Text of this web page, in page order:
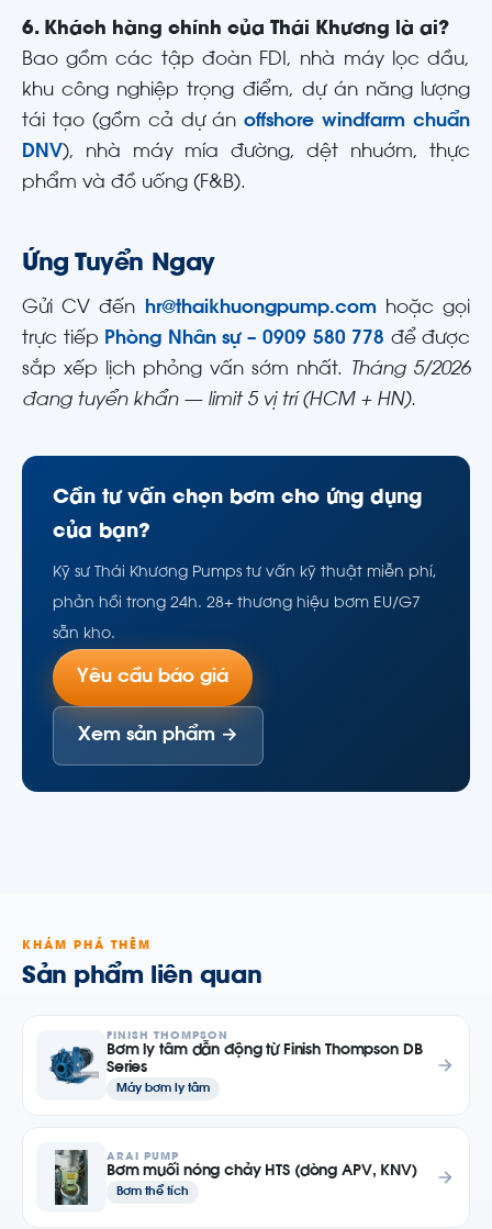
6. Khách hàng chính của Thái Khương là ai?
Bao gồm các tập đoàn FDI, nhà máy lọc dầu,
khu công nghiệp trọng điểm, dự án năng lượng
tái tạo (gồm cả dự ánoffshore windfarm chuẩn
DNV), nhà máy mía đường, dệt nhuớm, thực
phẩm và đồ uống (F&B).
Ứng Tuyển Ngay
Gửi CV đến hr@thaikhuongpump.com hoặc gọi
trực tiếp Phòng Nhân sự – 0909 580 778 để được
sắp xếp lịch phỏng vấn sớm nhất.
Tháng 5/2026
đang tuyển khẩn — limit 5 vị trí (HCM + HN).
Cần tư vấn chọn bơm cho ứng dụng
của bạn?
Kỹ sư Thái Khương Pumps tư vấn kỹ thuật miễn phí,
phản hồi trong 24h. 28+ thương hiệu bơm EU/G7
sẵn kho.
Yêu cầu báo giá
Xem sản phẩm →
KHÁM PHÁ THÊM
Sản phẩm liên quan
FINISH THOMPSON
Bơm ly tâm dẫn động từ Finish Thompson DB
Series
Máy bơm ly tâm
ARAI PUMP
Bơm muối nóng chảy HTS (dòng APV, KNV)
Bơm thể tích